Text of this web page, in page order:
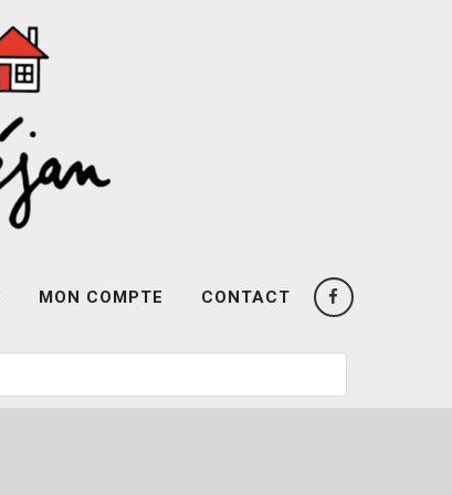
MON COMPTE CONTACT